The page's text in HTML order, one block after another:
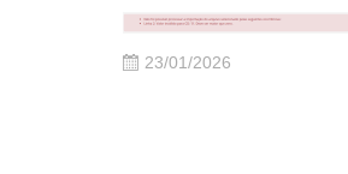
23/01/2026